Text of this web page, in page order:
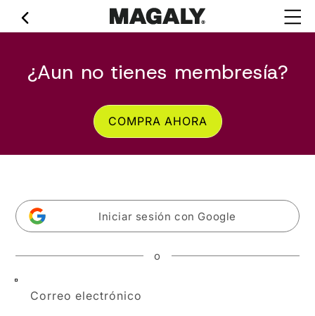
directamente
al contenido
¿Aun no tienes membresía?
COMPRA AHORA
Iniciar sesión con Google
o
Correo electrónico